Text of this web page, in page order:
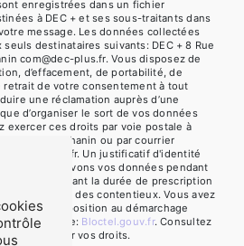
enregistrées dans un fichier
à DEC + et ses sous-traitants dans
message. Les données collectées
destinataires suivants: DEC + 8 Rue
com@dec-plus.fr. Vous disposez de
d’effacement, de portabilité, de
retrait de votre consentement à tout
une réclamation auprès d’une
d’organiser le sort de vos données
exercer ces droits par voie postale à
71210 Montchanin ou par courrier
plus.fr. Un justificatif d'identité
Nous conservons vos données pendant
puis pendant la durée de prescription
et de gestion des contentieux. Vous avez
la liste d'opposition au démarchage
cette adresse: Bloctel.gouv.fr. Consultez
sur vos droits.